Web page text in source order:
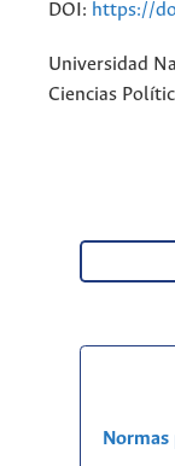
DOI: https://
Universidad
Ciencias